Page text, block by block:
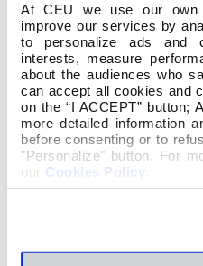
At CEU we use our own
improve our services by
to personalize ads and
interests, measure
about the audiences who
can accept all cookies and
on the “I ACCEPT” button;
more detailed information
before consenting or to
"Personalize" button. For
our Cookies Policy